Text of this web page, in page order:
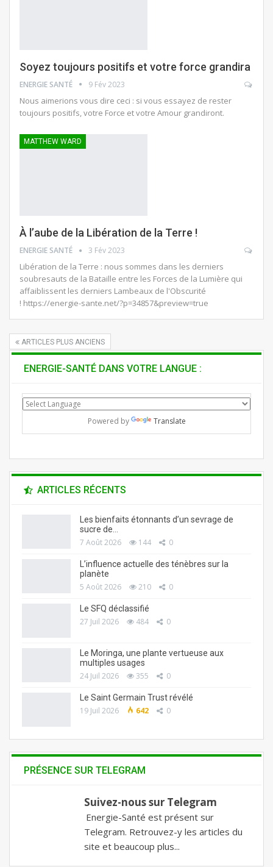
Soyez toujours positifs et votre force grandira
ENERGIE SANTÉ 9 Fév 2023
Nous aimerions vous dire ceci : si vous essayez de rester
toujours positifs, votre Force et votre Amour grandiront.
MATTHEW WARD
À l’aube de la Libération de la Terre !
ENERGIE SANTÉ 3 Fév 2023
Libération de la Terre : nous sommes dans les derniers
soubresauts de la Bataille entre les Forces de la Lumière qui
affaiblissent les derniers Lambeaux de l'Obscurité
! https://energie-sante.net/?p=34857&preview=true
ARTICLES PLUS ANCIENS
ENERGIE-SANTÉ DANS VOTRE LANGUE :
Powered by Translate
ARTICLES RÉCENTS
Les bienfaits étonnants d’un sevrage de
sucre de…
7 Août 2026 144 0
L’influence actuelle des ténèbres sur la
planète
5 Août 2026 210 0
Le SFQ déclassifié
27 Juil 2026 484 0
Le Moringa, une plante vertueuse aux
multiples usages
24 Juil 2026 355 0
Le Saint Germain Trust révélé
19 Juil 2026 642 0
PRÉSENCE SUR TELEGRAM
Suivez-nous sur Telegram
Energie-Santé est présent sur
Telegram. Retrouvez-y les articles du
site et beaucoup plus...